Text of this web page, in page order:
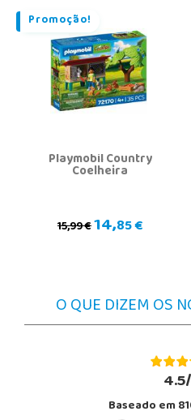
Promoção!
Playmobil Country
Coelheira
15,99 €14,85 €
O QUE DIZEM OS
Baseado em